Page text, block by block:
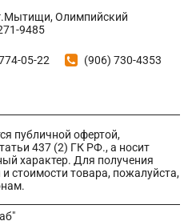
Олимпийский
9485
05-22 (906) 730-4353
публичной офертой,
437 (2) ГК РФ., а носит
характер. Для получения
стоимости товара, пожалуйста,